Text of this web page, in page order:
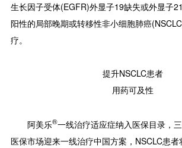
生长因子受体(EGFR)外显子19缺失或外显子
阳性的局部晚期或转移性非小细胞肺癌
疗。
提升NSCLC患者
用药可及性
阿美乐®一线治疗适应症纳入医保目录，
医保市场迎来一线治疗中国方案，NSCLC患